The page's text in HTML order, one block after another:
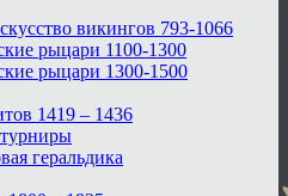
викингов 793-1066
рыцари 1100-1300
рыцари 1300-1500
1419 – 1436
геральдика